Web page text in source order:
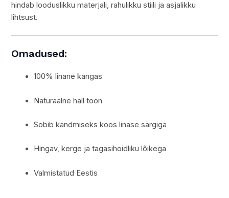
hindab looduslikku materjali, rahulikku stiili ja asjalikku
lihtsust.
Omadused:
100% linane kangas
Naturaalne hall toon
Sobib kandmiseks koos linase särgiga
Hingav, kerge ja tagasihoidliku lõikega
Valmistatud Eestis